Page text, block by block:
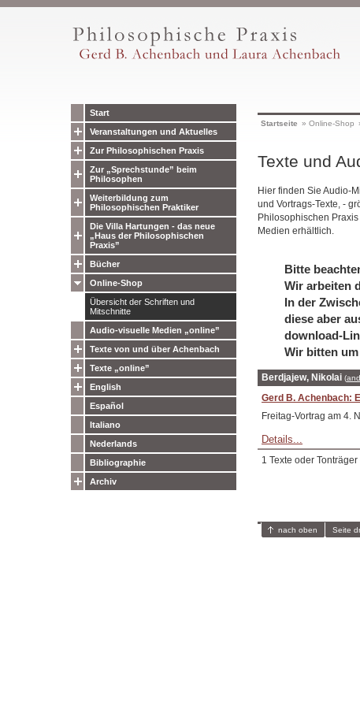
Start
Veranstaltungen und Aktuelles
Zur Philosophischen Praxis
Zur „Sprechstunde” beim
Philosophen
Weiterbildung zum
Philosophischen Praktiker
Die Villa Hartungen - das neue
„Haus der Philosophischen
Praxis”
Bücher
Online-Shop
Übersicht der Schriften und
Mitschnitte
Audio-visuelle Medien „online”
Texte von und über Achenbach
Texte „online”
English
Español
Italiano
Nederlands
Bibliographie
Archiv
Startseite » Online-Shop
Texte und
Hier finden Sie Audio-
und Vortrags-Texte, -
Philosophischen
Medien erhältlich.
Bitte
Wir arbeiten
In der
diese aber
download-
Wir bitten
Berdjajew, Nikolai(
Gerd B. Achenbach:
Freitag-Vortrag am 4.
Details...
1 Texte oder
nach oben Seite